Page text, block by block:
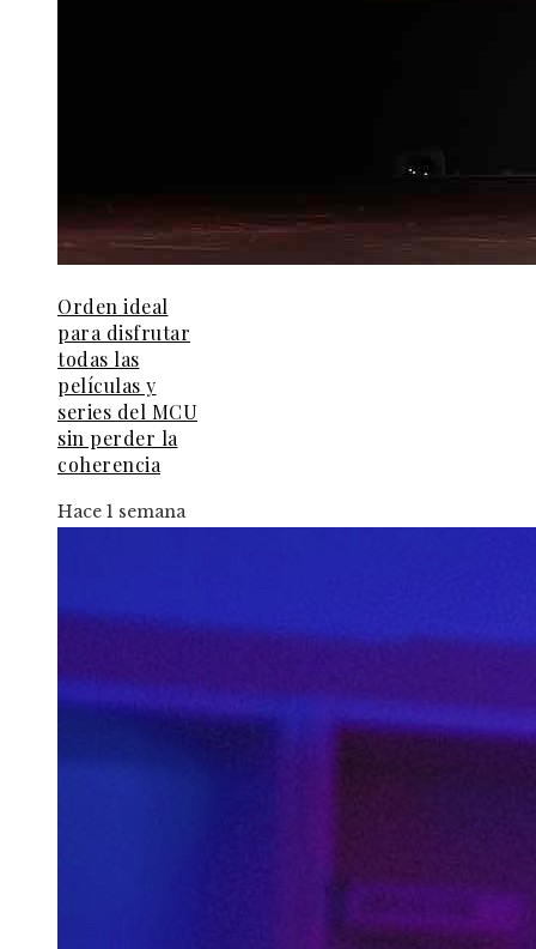
Orden ideal
para disfrutar
todas las
películas y
series del MCU
sin perder la
coherencia
Hace 1 semana